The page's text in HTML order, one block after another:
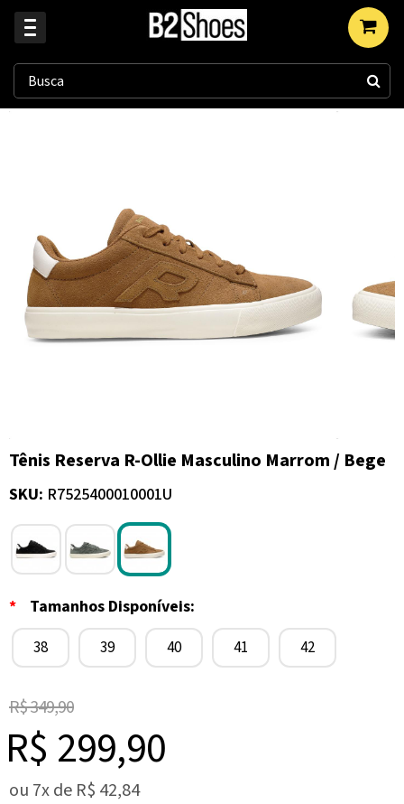
Tênis Reserva R-Ollie Masculino Marrom / Bege
SKU: R7525400010001U
* Tamanhos Disponíveis:
38 39 40 41 42
R$ 349,90
R$ 299,90
ou 7xde R$ 42,84